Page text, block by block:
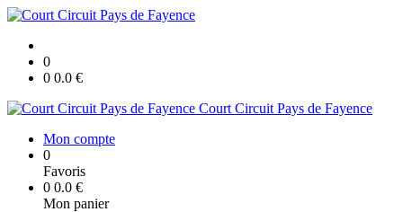
0
0 0.0 €
Court Circuit Pays de Fayence
Mon compte
0
Favoris
0 0.0 €
Mon panier